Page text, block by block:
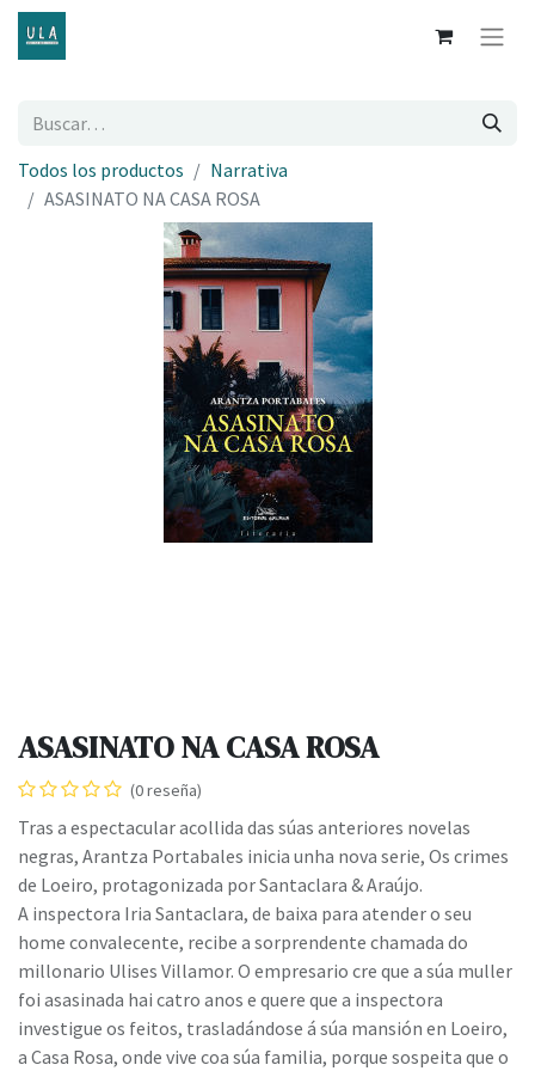
Todos los productos
Narrativa
ASASINATO NA CASA ROSA
ASASINATO NA CASA ROSA
(0 reseña)
Tras a espectacular acollida das súas anteriores novelas
negras, Arantza Portabales inicia unha nova serie, Os crimes
de Loeiro, protagonizada por Santaclara & Araújo.
A inspectora Iria Santaclara, de baixa para atender o seu
home convalecente, recibe a sorprendente chamada do
millonario Ulises Villamor. O empresario cre que a súa muller
foi asasinada hai catro anos e quere que a inspectora
investigue os feitos, trasladándose á súa mansión en Loeiro,
a Casa Rosa, onde vive coa súa familia, porque sospeita que o